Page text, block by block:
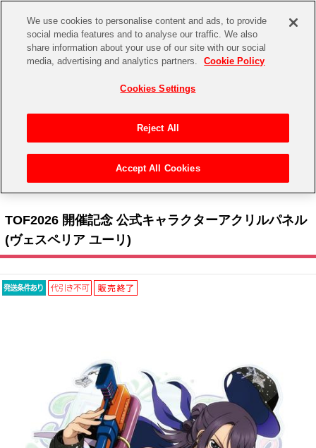
CHANNEL STORE EVENT
ゲーム
プレミアム会員とは
アイドルマスターシリーズ
アイドルマスター
アイドルマスター SideM
アイドルマスター シャイニーカラーズ
テイルズ オブ シリーズ
鉄拳
イベントグッズ
トイ・ホビー
テイルズ オブ シリーズ > TOF2026 開催記念 公式キャラクターアク
TOF2026 開催記念 公式キャラクターアクリルパネル
(ヴェスペリア ユーリ)
We use cookies to personalise content and ads, to provide
social media features and to analyse our traffic. We also
share information about your use of our site with our social
media, advertising and analytics partners.
Cookie Policy
Cookies Settings
Reject All
Accept All Cookies